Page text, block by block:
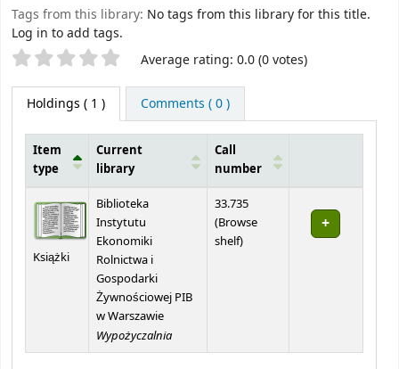
Tags from this library: No tags from this library for this title.
Log in to add tags.
Star ratings Average rating: 0.0 (0 votes)
Holdings ( 1 ) Comments ( 0 )
Item
type
Current
library
Call
number
Książki
Biblioteka
Instytutu
Ekonomiki
Rolnictwa i
Gospodarki
Żywnościowej PIB
w Warszawie
Wypożyczalnia
33.735
(Browse
shelf(Opens below)
)